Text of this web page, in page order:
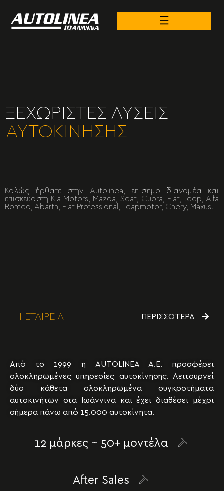
ΞΕΧΩΡΙΣΤΕΣ ΛΥΣΕΙΣ
ΑΥΤΟΚΙΝΗΣΗΣ
Καλώς ήρθατε στην Autolinea, επίσημο διανομέα και
επισκευαστή Kia Motors, Mazda, Seat, Cupra, Fiat, Jeep, Alfa
Romeo, Abarth, Fiat Professional, Leapmotor, Chery, Maxus.
Η ΕΤΑΙΡΕΙΑ ΠΕΡΙΣΣΟΤΕΡΑ
Από το 1999 η AUTOLINEA A.E. προσφέρει
ολοκληρωμένες υπηρεσίες αυτοκίνησης. Λειτουργεί
δύο κάθετα ολοκληρωμένα συγκροτήματα
αυτοκινήτων στα Ιωάννινα και έχει διαθέσει μέχρι
σήμερα πάνω από 15.000 αυτοκίνητα.
12 μάρκες -- 50+ μοντέλα
After Sales